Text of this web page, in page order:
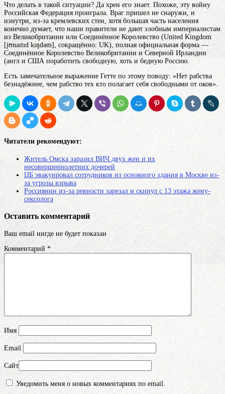
Что делать в такой ситуации? Да хрен его знает. Похоже, эту войну
Российская Федерация проиграла. Враг пришел не снаружи, и
изнутри, из-за кремлевских стен, хотя большая часть населения
конечно думает, что наши правители не дают злобным империалистам
из Великобритании или Соединённое Королевство (United Kingdom
[jʊnaɪtɪd kɪŋdəm], сокращённо: UK), полная официальная форма —
Соединённое Королевство Великобритании и Северной Ирландии
(англ и США поработить свободную, хоть и бедную Россию.
Есть замечательное выражение Гетте по этому поводу: «Нет рабства
безнадёжнее, чем рабство тех кто полагает себя свободными от оков».
Читатели рекомендуют:
Житель Омска заразил ВИЧ двух жен и их
несовершеннолетних дочерей
ЦБ эвакуировал сотрудников из основного здания в Москве из-
за угрозы взрыва
Россиянин из-за ревности зарезал и скинул с 13 этажа жену-
сексолога
Оставить комментарий
Ваш email нигде не будет показан
Комментарий *
Имя
Email
Сайт
Уведомить меня о новых комментариях по email.